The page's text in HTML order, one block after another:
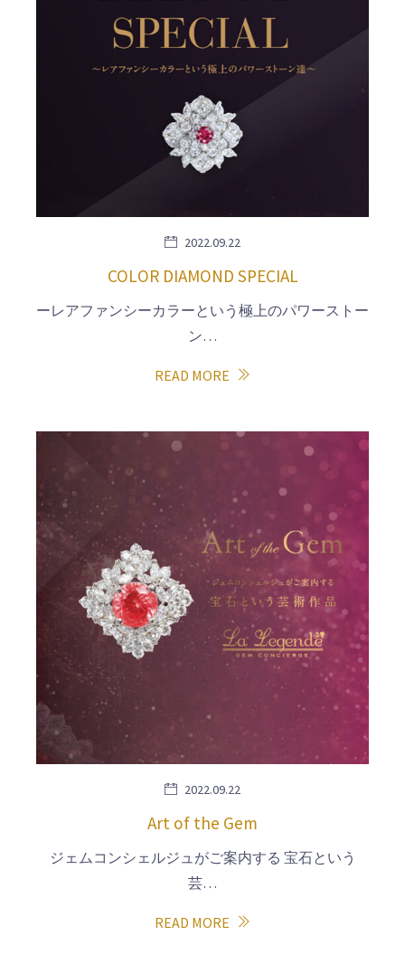
2022.09.22
COLOR DIAMOND SPECIAL
ーレアファンシーカラーという極上のパワーストー
ン…
READ MORE
2022.09.22
Art of the Gem
ジェムコンシェルジュがご案内する 宝石という
芸…
READ MORE